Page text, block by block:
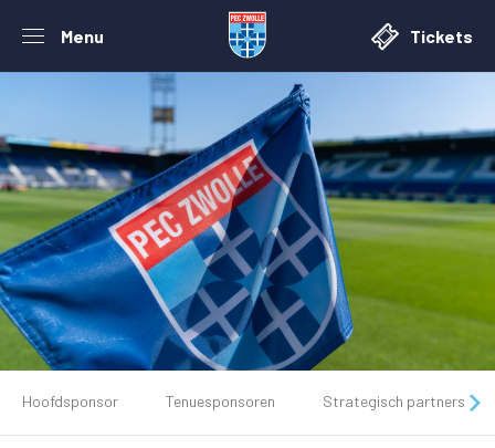
Menu Tickets
De club
Hoofdsponsor Tenuesponsoren Strategisch partners